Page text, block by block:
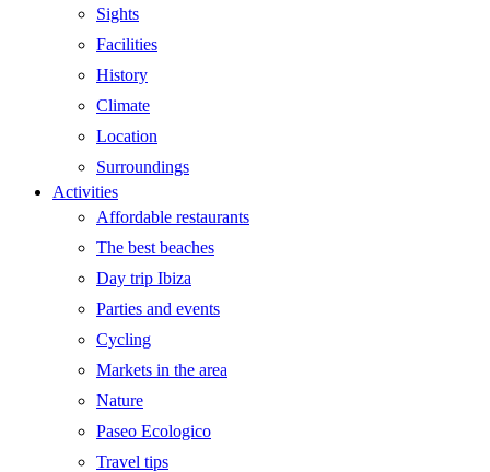
Sights
Facilities
History
Climate
Location
Surroundings
Activities
Affordable restaurants
The best beaches
Day trip Ibiza
Parties and events
Cycling
Markets in the area
Nature
Paseo Ecologico
Travel tips